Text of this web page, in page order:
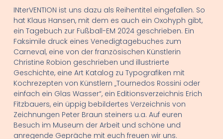
INterVENTION ist uns dazu als Reihentitel eingefallen. So
hat Klaus Hansen, mit dem es auch ein Oxohyph gibt,
ein Tagebuch zur Fußball-EM 2024 geschrieben. Ein
Faksimile druck eines Venedigtagebuches zum
Carneval, eine von der französischen Künstlerin
Christine Robion geschrieben und illustrierte
Geschichte, eine Art Katalog zu Typografiken mit
Kochrezepten von Künstlern „Tournedos Rossini oder
einfach ein Glas Wasser“, ein Editionsverzeichnis Erich
Fitzbauers, ein üppig bebildertes Verzeichnis von
Zeichnungen Peter Braun steiners u.a. Auf euren
Besuch im Museum der Arbeit und schöne und
anregende Gepräche mit euch freuen wir uns.